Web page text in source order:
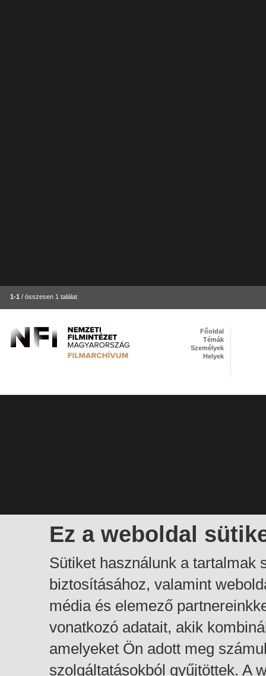
1-1 / összesen 1 találat
Ez a weboldal
Sütiket használunk a tartalmak
biztosításához, valamint
média és elemező
vonatkozó adatait, akik
amelyeket Ön adott meg
szolgáltatásokból gyűjtöttek. A
Főoldal
Témák
Személyek
Helyek